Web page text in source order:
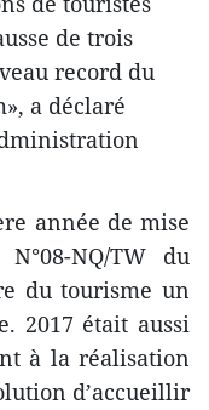
de trois
record du
a déclaré
année de mise
NQ/TW du
du tourisme un
2017 était aussi
à la réalisation
d’accueillir